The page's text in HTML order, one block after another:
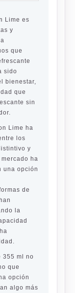
Lime es
y
que
sido
bienestar,
que
sin
Lime ha
los
y
ha
una opción
de
la
355 ml no
que
opción
algo más